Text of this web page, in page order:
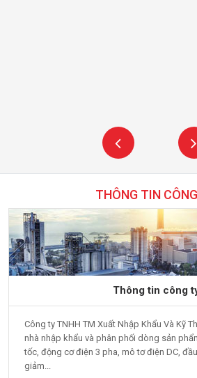
THÔNG TIN
Thông tin công
Công ty TNHH TM Xuất Nhập Khẩu Và Kỹ
nhà nhập khẩu và phân phối dòng sản
tốc, động cơ điện 3 pha, mô tơ điện DC,
giảm...